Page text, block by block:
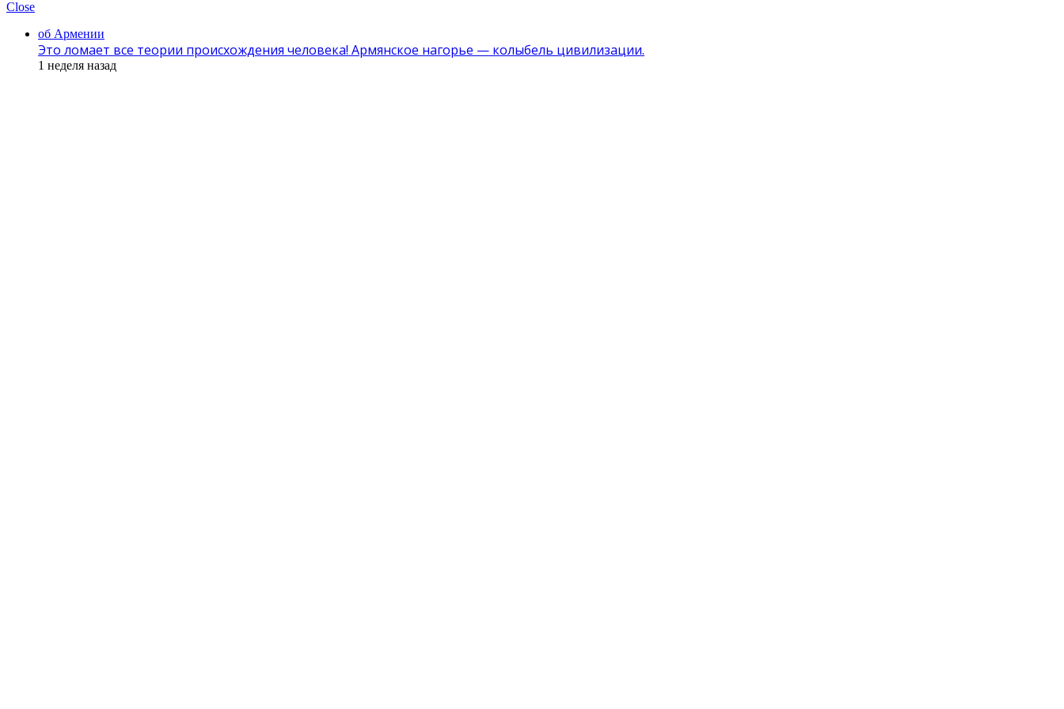
Close
об Армении
Это ломает все теории происхождения человека! Армянское нагорье — колыбель цивилизации.
1 неделя назад